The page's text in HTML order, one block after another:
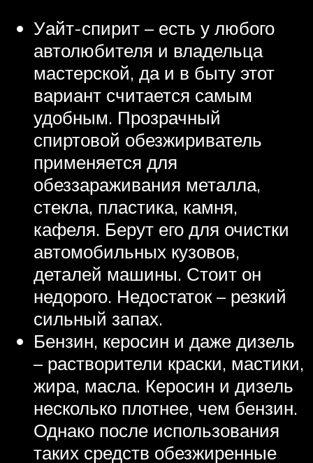
Уайт-спирит – есть у любого
автолюбителя и владельца
мастерской, да и в быту этот
вариант считается самым
удобным. Прозрачный
спиртовой обезжириватель
применяется для
обеззараживания металла,
стекла, пластика, камня,
кафеля. Берут его для очистки
автомобильных кузовов,
деталей машины. Стоит он
недорого. Недостаток – резкий
сильный запах.
Бензин, керосин и даже дизель
– растворители краски, мастики,
жира, масла. Керосин и дизель
несколько плотнее, чем бензин.
Однако после использования
таких средств обезжиренные